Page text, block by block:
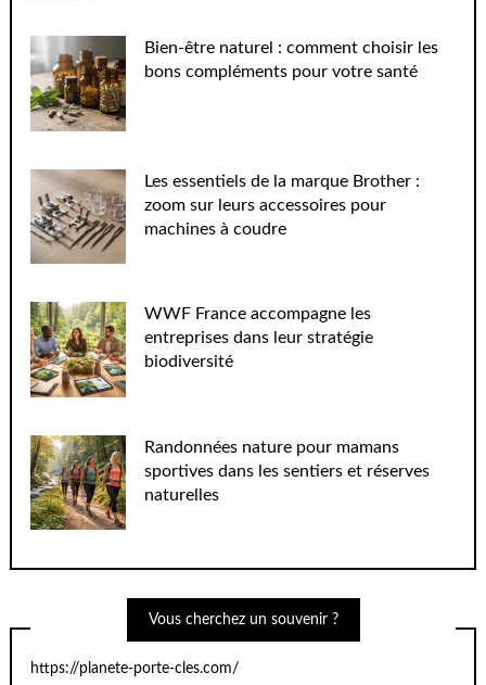
Bien-être naturel : comment choisir les
bons compléments pour votre santé
Les essentiels de la marque Brother :
zoom sur leurs accessoires pour
machines à coudre
WWF France accompagne les
entreprises dans leur stratégie
biodiversité
Randonnées nature pour mamans
sportives dans les sentiers et réserves
naturelles
Vous cherchez un souvenir ?
https://planete-porte-cles.com/